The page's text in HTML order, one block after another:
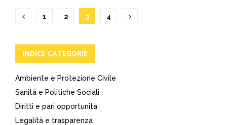
Paginazione
articoli
1 2 3 4
INDICE CATEGORIE
Ambiente e Protezione Civile
Sanità e Politiche Sociali
Diritti e pari opportunità
Legalità e trasparenza